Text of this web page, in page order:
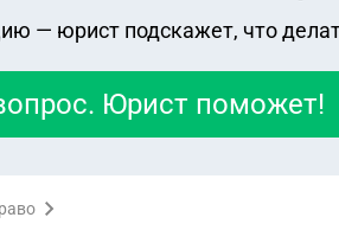
— юрист подскажет, что
Юрист поможет!